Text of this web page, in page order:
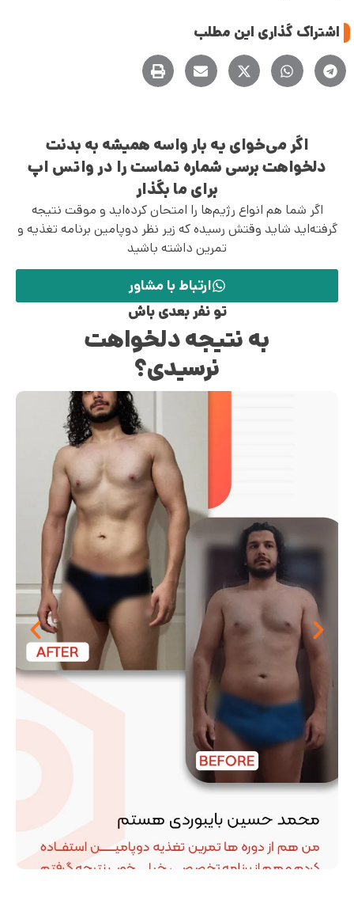
اشتراک گذاری این مطلب
اگر می‌خوای یه بار واسه همیشه به بدنت
دلخواهت برسی شماره تماست را در واتس اپ
برای ما بگذار
اگر شما هم انواع رژیم‌ها را امتحان کرده‌اید و موقت نتیجه
گرفته‌اید شاید وقتش رسیده که زیر نظر دوپامین برنامه تغذیه و
تمرین داشته باشید
ارتباط با مشاور
تو نفر بعدی باش
به نتیجه دلخواهت
نرسیدی؟